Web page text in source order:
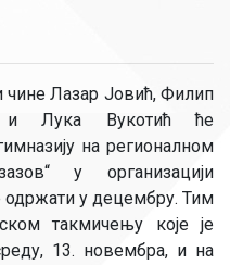
чине Лазар Јовић, Филип
и Лука Вукотић ће
на регионалном
у организацији
одржати у децембру. Тим
такмичењу које је
13. новембра, и на